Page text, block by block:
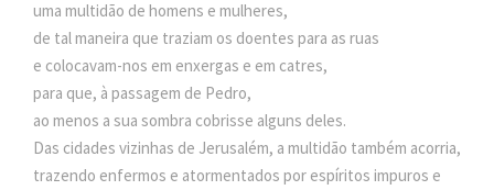
uma multidão de homens e mulheres,
de tal maneira que traziam os doentes para as ruas
e colocavam-nos em enxergas e em catres,
para que, à passagem de Pedro,
ao menos a sua sombra cobrisse alguns deles.
Das cidades vizinhas de Jerusalém, a multidão também acorria,
trazendo enfermos e atormentados por espíritos impuros e